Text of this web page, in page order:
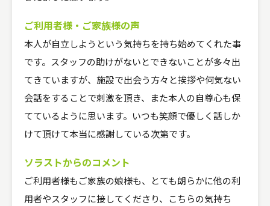
ご利用者様・ご家族様の声
本人が自立しようという気持ちを持ち始めてくれた事
です。スタッフの助けがないとできないことが多々出
てきていますが、施設で出会う方々と挨拶や何気ない
会話をすることで刺激を頂き、また本人の自尊心も保
てているように思います。いつも笑顔で優しく話しか
けて頂けて本当に感謝している次第です。
ソラストからのコメント
ご利用者様もご家族の娘様も、とても朗らかに他の利
用者やスタッフに接してくださり、こちらの気持ち